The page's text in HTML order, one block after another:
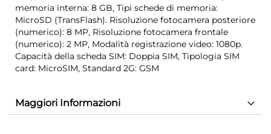
memoria interna: 8 GB, Tipi schede di memoria:
MicroSD (TransFlash). Risoluzione fotocamera posteriore
(numerico): 8 MP, Risoluzione fotocamera frontale
(numerico): 2 MP, Modalità registrazione video: 1080p.
Capacità della scheda SIM: Doppia SIM, Tipologia SIM
card: MicroSIM, Standard 2G: GSM
Maggiori Informazioni